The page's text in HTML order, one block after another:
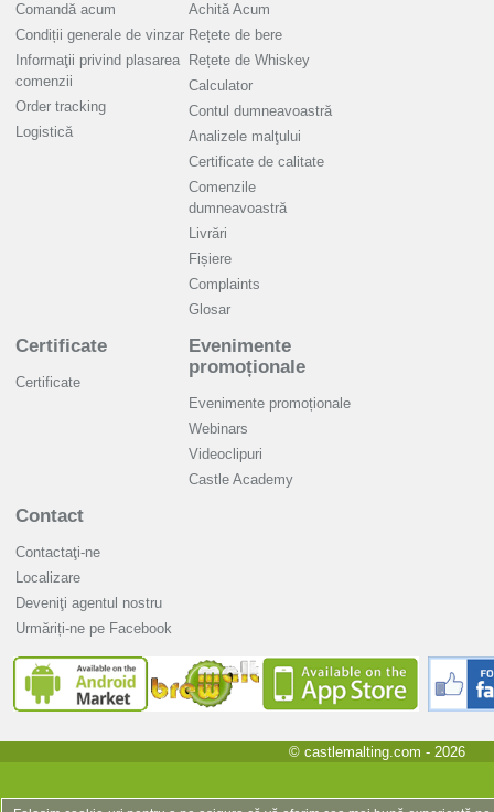
Comandă acum
Condiții generale de vinzar
Informaţii privind plasarea
comenzii
Order tracking
Logistică
Achită Acum
Rețete de bere
Rețete de Whiskey
Calculator
Contul dumneavoastră
Analizele malţului
Certificate de calitate
Comenzile
dumneavoastră
Livrări
Fișiere
Complaints
Glosar
Certificate
Certificate
Evenimente
promoționale
Evenimente promoționale
Webinars
Videoclipuri
Castle Academy
Contact
Contactaţi-ne
Localizare
Deveniţi agentul nostru
Urmăriți-ne pe Facebook
© castlemalting.com - 2026